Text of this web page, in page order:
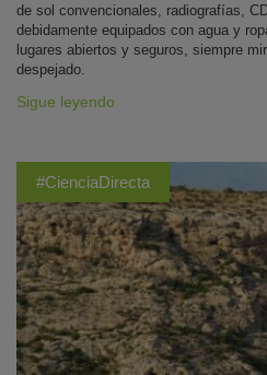
de sol convencionales, radiografías,
debidamente equipados con agua y
lugares abiertos y seguros, siempre
despejado.
Sigue leyendo
#CienciaDirecta